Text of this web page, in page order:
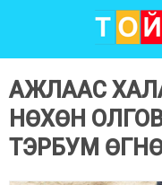
АЖЛААС
НӨХӨН
ТЭРБУМ ӨГНӨ